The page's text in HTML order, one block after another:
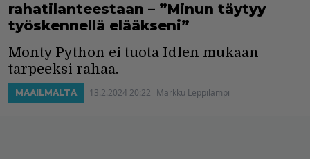
rahatilanteestaan – ”Minun täytyy
työskennellä elääkseni”
Monty Python ei tuota Idlen mukaan
tarpeeksi rahaa.
MAAILMALTA 13.2.2024 20:22 Markku Leppilampi